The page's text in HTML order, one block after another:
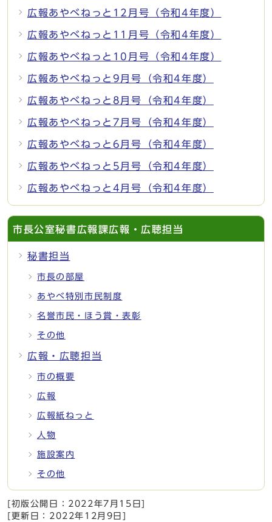
広報あやべねっと12月号（令和4年度）
広報あやべねっと11月号（令和4年度）
広報あやべねっと10月号（令和4年度）
広報あやべねっと9月号（令和4年度）
広報あやべねっと8月号（令和4年度）
広報あやべねっと7月号（令和4年度）
広報あやべねっと6月号（令和4年度）
広報あやべねっと5月号（令和4年度）
広報あやべねっと4月号（令和4年度）
市長公室秘書広報課広報・広聴担当
秘書担当
市長の部屋
あやべ特別市民制度
名誉市民・ほう賞・表彰
その他
広報・広聴担当
市の概要
広報
広報紙ねっと
人物
施設案内
その他
[初版公開日： 2022年7月15日
[更新日： 2022年12月9日